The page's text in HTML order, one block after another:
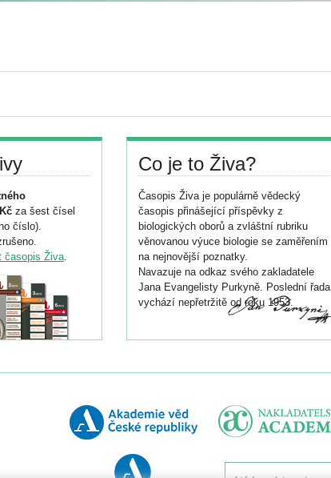
za šest čísel
číslo).
časopis Živa.
Co je to Živa?
Časopis Živa je populárně vědecký
časopis přinášející příspěvky z
biologických oborů a zvláštní rubriku
věnovanou výuce biologie se zaměřením
na nejnovější poznatky.
Navazuje na odkaz svého zakladatele
Jana Evangelisty Purkyně. Poslední řada
vychází nepřetržitě od roku 1953.